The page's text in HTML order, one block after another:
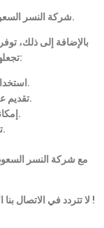
شركة النسر السعودي : شريكك في نقل عفشك بأمان وراحة بال.
بالإضافة إلى ذلك،
تجعلها الخيار الأمثل لنقل عفشك، مثل:
استخدام أحدث تقنيات النقل والتغليف.
تقديم عروض وخصومات مميزة للعملاء.
إمكانية حجز الخدمة عبر الإنترنت.
توفير خدمة عملاء ممتازة.
مع شركة النسر
لا تتردد في الاتصال بنا الآن للحصول على أفضل خدمة لنقل عفشك في جدة !